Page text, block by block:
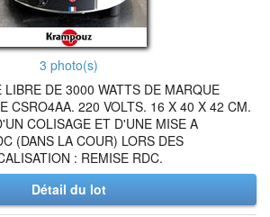
3 photo(s)
LIBRE DE 3000 WATTS DE MARQUE
CSRO4AA. 220 VOLTS. 16 X 40 X 42 CM.
COLISAGE ET D'UNE MISE A
(DANS LA COUR) LORS DES
: REMISE RDC.
Détail du lot